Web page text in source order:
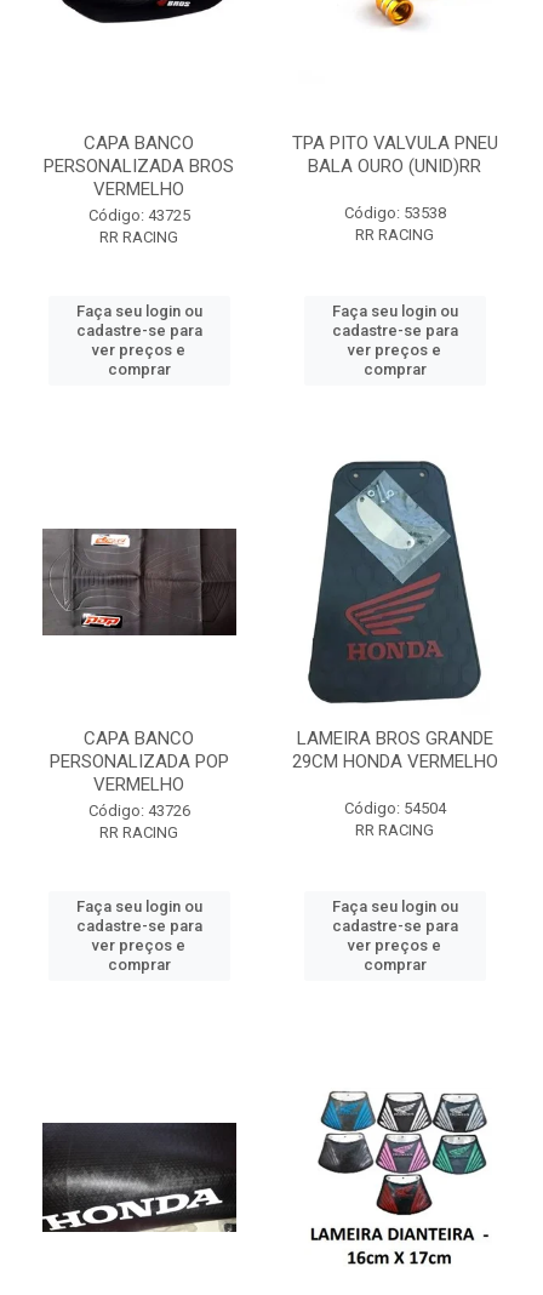
CAPA BANCO
PERSONALIZADA BROS
VERMELHO
Código: 43725
RR RACING
Faça seu login ou
cadastre-se para
ver preços e
comprar
TPA PITO VALVULA PNEU
BALA OURO (UNID)RR
Código: 53538
RR RACING
Faça seu login ou
cadastre-se para
ver preços e
comprar
CAPA BANCO
PERSONALIZADA POP
VERMELHO
Código: 43726
RR RACING
Faça seu login ou
cadastre-se para
ver preços e
comprar
LAMEIRA BROS GRANDE
29CM HONDA VERMELHO
Código: 54504
RR RACING
Faça seu login ou
cadastre-se para
ver preços e
comprar